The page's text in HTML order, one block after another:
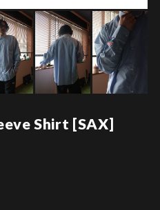
Shirt [SAX]